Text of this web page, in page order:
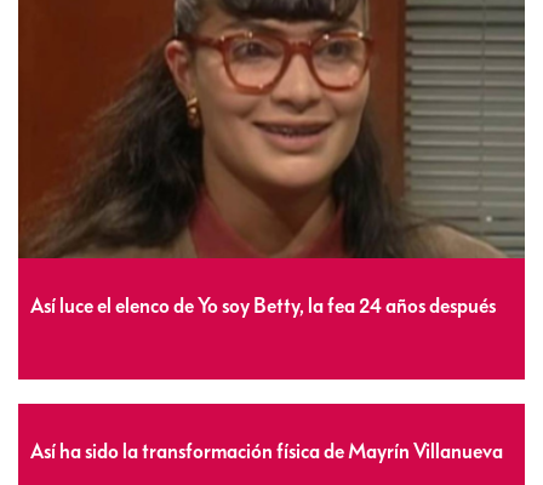
Así luce el elenco de Yo soy Betty, la fea 24 años después
Así ha sido la transformación física de Mayrín Villanueva